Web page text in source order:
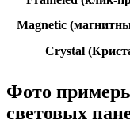
Magnetic
Crystal
Фото
световых